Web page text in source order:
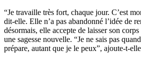
“Je travaille très fort, chaque jour. C’est
dit-elle. Elle n’a pas abandonné l’idée de
désormais, elle accepte de laisser son
une sagesse nouvelle. “Je ne sais pas
prépare, autant que je le peux”, ajoute-t-